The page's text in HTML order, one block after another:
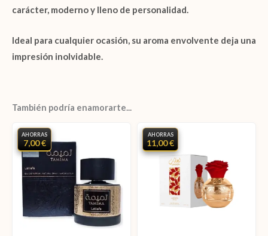
carácter, moderno y lleno de personalidad.
Ideal para cualquier ocasión, su aroma envolvente deja una
impresión inolvidable.
También podría enamorarte...
AHORRAS
7,00 €
AHORRAS
11,00 €